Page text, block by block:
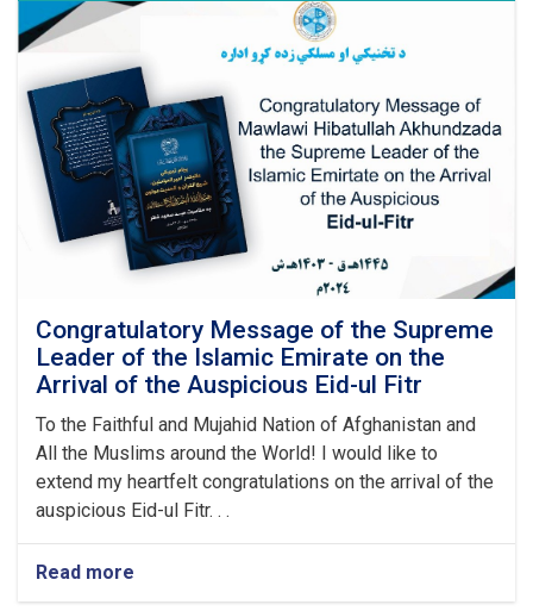
Training
Held
a
Graduation
Ceremony
Congratulatory Message of the Supreme
Leader of the Islamic Emirate on the
Arrival of the Auspicious Eid-ul Fitr
To the Faithful and Mujahid Nation of Afghanistan and
All the Muslims around the World! I would like to
extend my heartfelt congratulations on the arrival of the
auspicious Eid-ul Fitr. . .
Read more
Congratulatory